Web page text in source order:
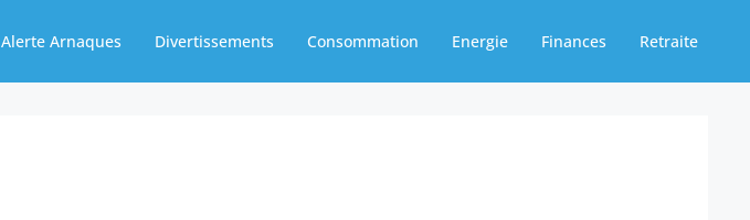
Alerte Arnaques Divertissements Consommation Energie Finances Retraite